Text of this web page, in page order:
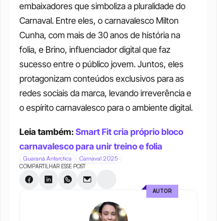
embaixadores que simboliza a pluralidade do
Carnaval. Entre eles, o carnavalesco Milton
Cunha, com mais de 30 anos de história na
folia, e Brino, influenciador digital que faz
sucesso entre o público jovem. Juntos, eles
protagonizam conteúdos exclusivos para as
redes sociais da marca, levando irreverência e
o espírito carnavalesco para o ambiente digital.
Leia também: Smart Fit cria próprio bloco
carnavalesco para unir treino e folia
Guaraná Antarctica Carnaval 2025
COMPARTILHAR ESSE POST
AUTOR